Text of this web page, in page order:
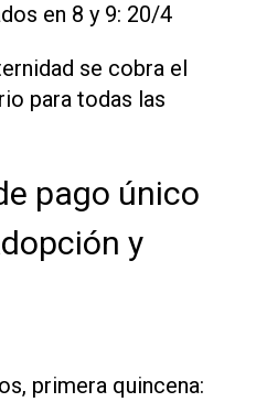
en 8 y 9: 20/4
se cobra el
para todas las
pago único
y
primera quincena: